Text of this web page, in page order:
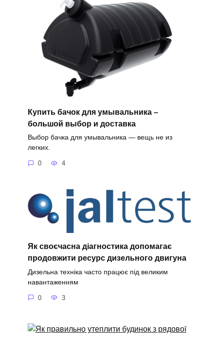
Купить бачок для умывальника –
большой выбор и доставка
Выбор бачка для умывальника — вещь не из
легких.
0 4
Як своєчасна діагностика допомагає
продовжити ресурс дизельного двигуна
Дизельна техніка часто працює під великим
навантаженням
0 3